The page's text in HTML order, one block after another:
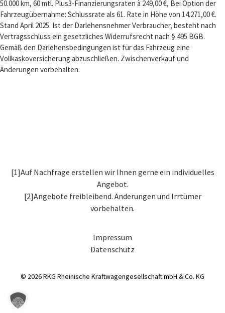
50.000 km, 60 mtl. Plus3-Finanzierungsraten à 249,00 €, Bei Option der
Fahrzeugübernahme: Schlussrate als 61. Rate in Höhe von 14.271,00 €.
Stand April 2025. Ist der Darlehensnehmer Verbraucher, besteht nach
Vertragsschluss ein gesetzliches Widerrufsrecht nach § 495 BGB.
Gemäß den Darlehensbedingungen ist für das Fahrzeug eine
Vollkaskoversicherung abzuschließen. Zwischenverkauf und
Änderungen vorbehalten.
[1]Auf Nachfrage erstellen wir Ihnen gerne ein individuelles
Angebot.
[2]Angebote freibleibend. Änderungen und Irrtümer
vorbehalten.
Impressum
Datenschutz
© 2026 RKG Rheinische Kraftwagengesellschaft mbH & Co. KG